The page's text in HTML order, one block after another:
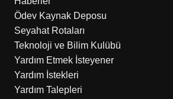
Ödev Kaynak Deposu
Seyahat Rotaları
Teknoloji ve Bilim Kulübü
Yardım Etmek İsteyener
Yardım İstekleri
Yardım Talepleri